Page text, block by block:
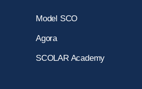
Model SCO
Agora
SCOLAR Academy